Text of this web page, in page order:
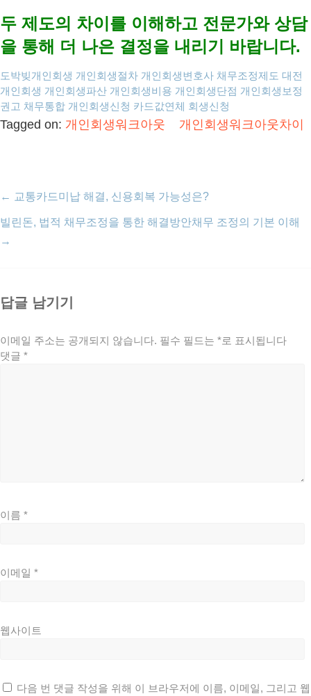
두 제도의 차이를 이해하고 전문가와 상담
을 통해 더 나은 결정을 내리기 바랍니다.
도박빚개인회생 개인회생절차 개인회생변호사 채무조정제도 대전
개인회생 개인회생파산 개인회생비용 개인회생단점 개인회생보정
권고 채무통합 개인회생신청 카드값연체 회생신청
Tagged on: 개인회생워크아웃 개인회생워크아웃차이
← 교통카드미납 해결, 신용회복 가능성은?
빌린돈, 법적 채무조정을 통한 해결방안채무 조정의 기본 이해
→
답글 남기기
이메일 주소는 공개되지 않습니다. 필수 필드는 *로 표시됩니다
댓글 *
이름 *
이메일 *
웹사이트
다음 번 댓글 작성을 위해 이 브라우저에 이름, 이메일, 그리고 웹